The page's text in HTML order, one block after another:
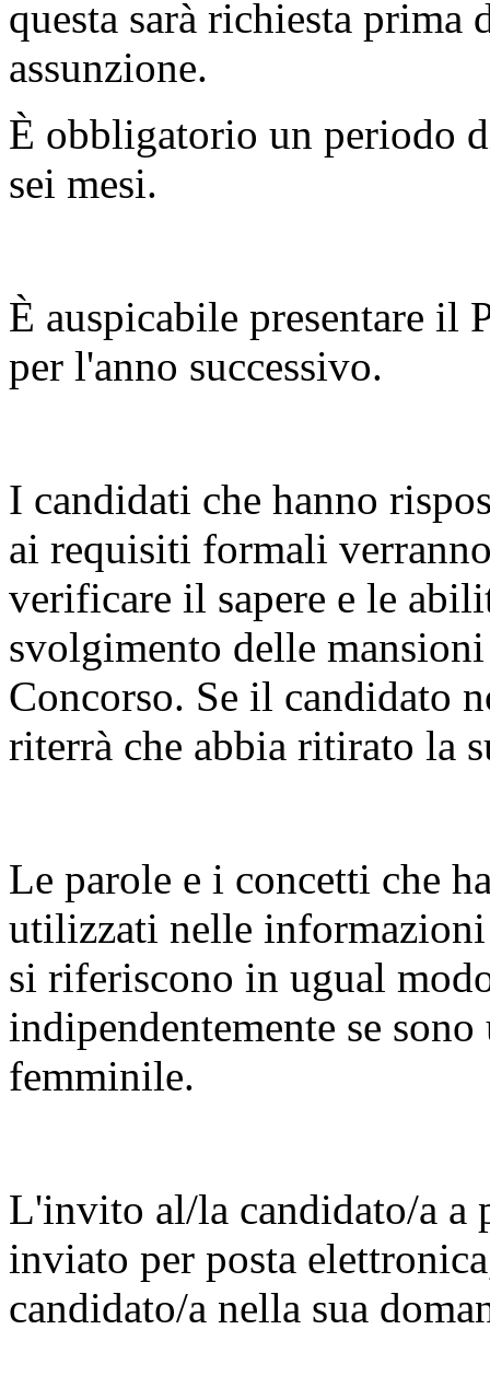
questa sarà richiesta prima
assunzione.
È obbligatorio un periodo
sei mesi.
È auspicabile presentare il
per l'anno successivo.
I candidati che hanno
ai requisiti formali
verificare il sapere e le
svolgimento delle
Concorso. Se il candidato
riterrà che abbia ritirato la
Le parole e i concetti che
utilizzati nelle
si riferiscono in ugual
indipendentemente se
femminile.
L'invito al/la candidato/a a
inviato per posta
candidato/a nella sua